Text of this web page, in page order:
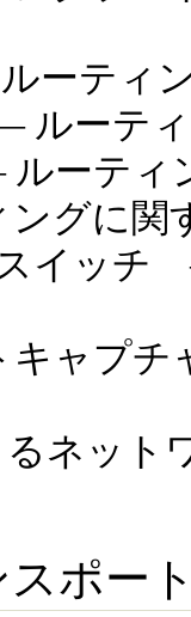
ティ
ーテ
ーティ
グに関
イッチ
ャプ
ネット
ポー